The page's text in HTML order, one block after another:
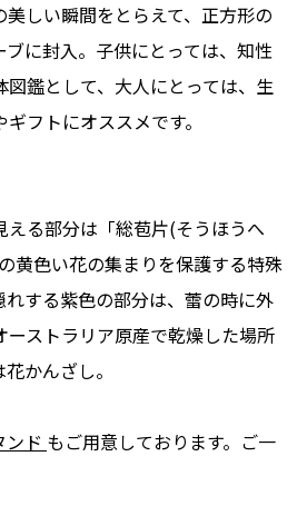
しい瞬間をとらえて、正方形の
に封入。子供にとっては、知性
図鑑として、大人にとっては、生
フトにオススメです。
える部分は「総苞片(そうほうへ
黄色い花の集まりを保護する特殊
れする紫色の部分は、蕾の時に外
ストラリア原産で乾燥した場所
かんざし。
ド もご用意しております。ご一